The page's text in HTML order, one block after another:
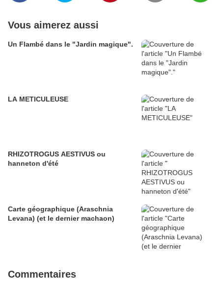
Vous aimerez aussi
Un Flambé dans le "Jardin magique".
LA METICULEUSE
RHIZOTROGUS AESTIVUS ou
hanneton d'été
Carte géographique (Araschnia
Levana) (et le dernier machaon)
Commentaires